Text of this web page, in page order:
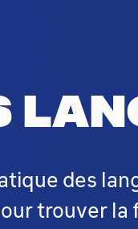
des
trouver la